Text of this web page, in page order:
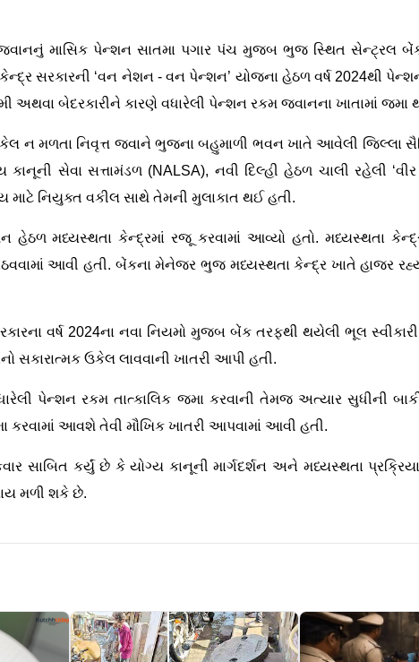
જવાનનું માસિક પેન્શન સાતમા પગાર પંચ મુજબ ભુજ સ્થિત સેન્ટ્રલ
સરકારની ‘વન નેશન - વન પેન્શન’ યોજના હેઠળ વર્ષ 2024થી
અથવા બેદરકારીને કારણે વધારેલી પેન્શન રકમ જવાનના ખાતામાં જમા
ન મળતા નિવૃત્ત જવાને ભુજના બહુમાળી ભવન ખાતે આવેલી જિલ્લા
કાનૂની સેવા સત્તામંડળ (NALSA), નવી દિલ્હી હેઠળ ચાલી રહેલી
માટે નિયુક્ત વકીલ સાથે તેમની મુલાકાત થઈ હતી.
હેઠળ મધ્યસ્થતા કેન્દ્રમાં રજૂ કરવામાં આવ્યો હતો. મધ્યસ્થતા
આવી હતી. બેંકના મેનેજર ભુજ મધ્યસ્થતા કેન્દ્ર ખાતે હાજર
વર્ષ 2024ના નવા નિયમો મુજબ બેંક તરફથી થયેલી ભૂલ
સકારાત્મક ઉકેલ લાવવાની ખાતરી આપી હતી.
પેન્શન રકમ તાત્કાલિક જમા કરવાની તેમજ અત્યાર સુધીની
આવશે તેવી મૌખિક ખાતરી આપવામાં આવી હતી.
કર્યું છે કે યોગ્ય કાનૂની માર્ગદર્શન અને મધ્યસ્થતા પ્રક્રિયા
મળી શકે છે.